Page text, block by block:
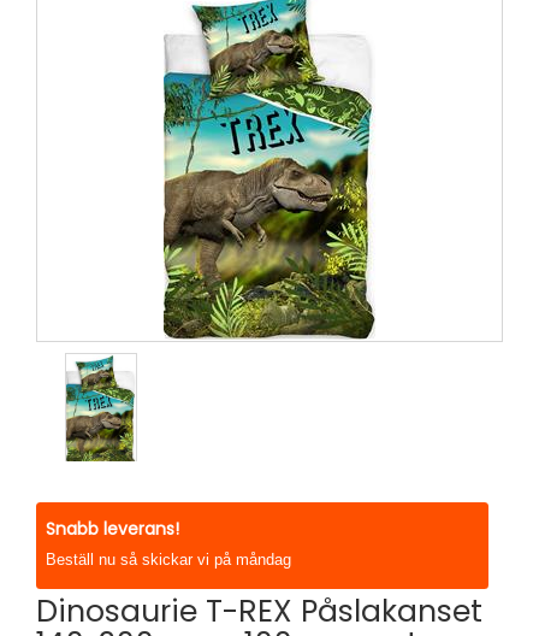
Snabb leverans!
Beställ nu så skickar vi på måndag
Dinosaurie T-REX Påslakanset